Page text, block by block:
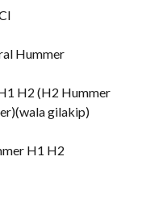
Hummer
H2 (H2 Hummer
gilakip)
H1 H2